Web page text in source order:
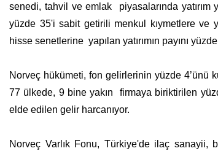
senedi, tahvil ve emlak piyasalarında yatırım
yüzde 35'i sabit getirili menkul kıymetlere ve
hisse senetlerine yapılan yatırımın payını
Norveç hükümeti, fon gelirlerinin yüzde 4’ünü
77 ülkede, 9 bine yakın firmaya biriktirilen
elde edilen gelir harcanıyor.
Norveç Varlık Fonu, Türkiye'de ilaç sanayii,